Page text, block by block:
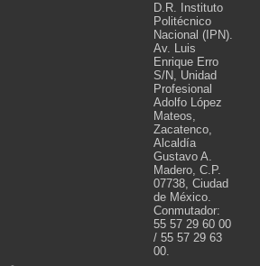
D.R. Instituto
Politécnico
Nacional (IPN).
Av. Luis
Enrique Erro
S/N, Unidad
Profesional
Adolfo López
Mateos,
Zacatenco,
Alcaldía
Gustavo A.
Madero, C.P.
07738, Ciudad
de México.
Conmutador:
55 57 29 60 00
/ 55 57 29 63
00.